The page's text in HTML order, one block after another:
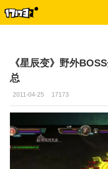
《星辰变》野外
总
2011-04-25 17173